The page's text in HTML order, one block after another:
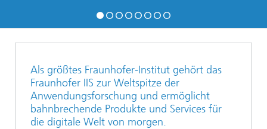
Als größtes Fraunhofer-Institut gehört das
Fraunhofer IIS zur Weltspitze der
Anwendungsforschung und ermöglicht
bahnbrechende Produkte und Services für
die digitale Welt von morgen.